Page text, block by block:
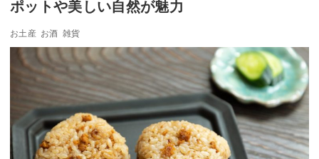
ポットや美しい自然が魅力
お土産 お酒 雑貨